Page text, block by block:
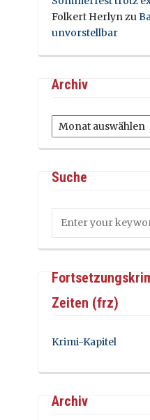
Folkert Herlynzu
unvorstellbar
Archiv
Archiv
Suche
Zeiten (frz)
Krimi-Kapitel
Archiv